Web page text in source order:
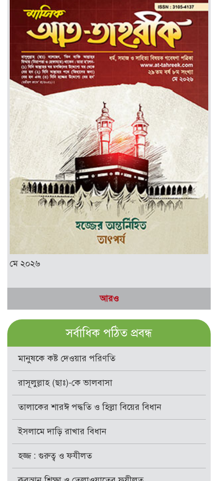
মে ২০২৬
আরও
সর্বাধিক পঠিত প্রবন্ধ
মানুষকে কষ্ট দেওয়ার পরিণতি
রাসূলুল্লাহ (ছাঃ)-কে ভালবাসা
তালাকের শারঈ পদ্ধতি ও হিল্লা বিয়ের বিধান
ইসলামে দাড়ি রাখার বিধান
হজ্জ : গুরুত্ব ও ফযীলত